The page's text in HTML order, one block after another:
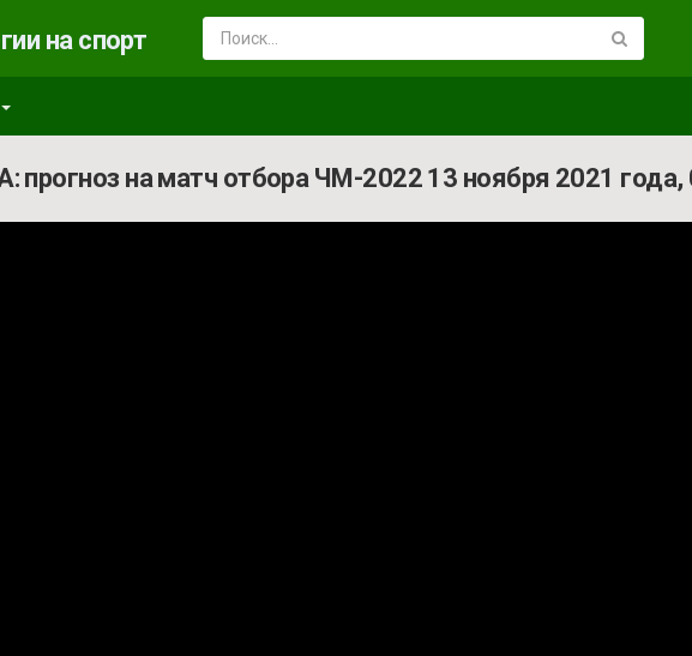
на спорт
на матч отбора ЧМ-2022 13 ноября 2021 года,